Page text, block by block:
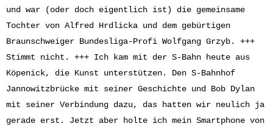
und war (oder doch eigentlich ist) die gemeinsame
Tochter von Alfred Hrdlicka und dem gebürtigen
Braunschweiger Bundesliga-Profi Wolfgang Grzyb. +++
Stimmt nicht. +++ Ich kam mit der S-Bahn heute aus
Köpenick, die Kunst unterstützen. Den S-Bahnhof
Jannowitzbrücke mit seiner Geschichte und Bob Dylan
mit seiner Verbindung dazu, das hatten wir neulich ja
gerade erst. Jetzt aber holte ich mein Smartphone von